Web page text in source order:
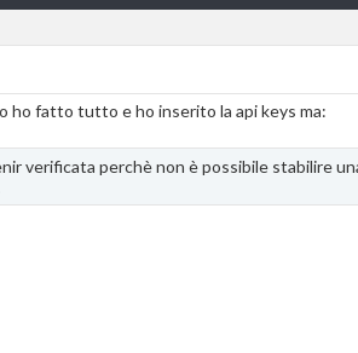
ho fatto tutto e ho inserito la api keys ma:
verificata perchè non è possibile stabilire